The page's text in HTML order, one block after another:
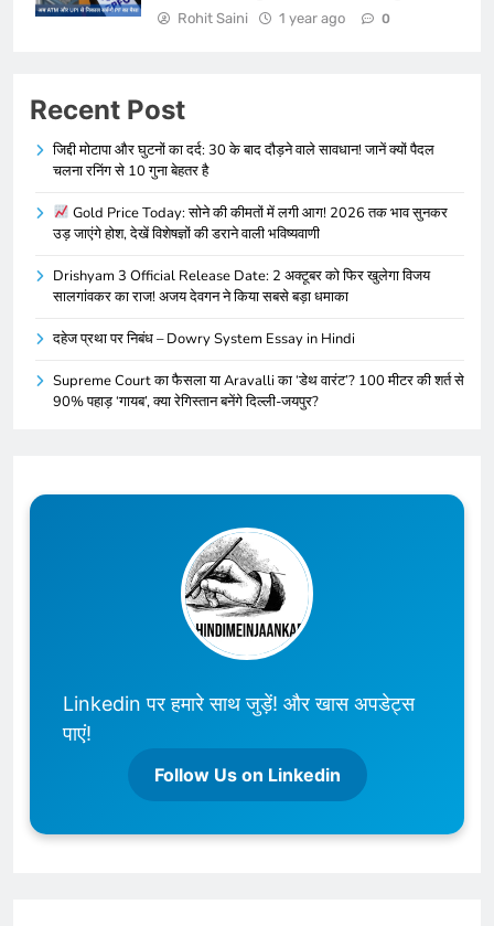
Rohit Saini 1 year ago 0
Recent Post
जिद्दी मोटापा और घुटनों का दर्द: 30 के बाद दौड़ने वाले सावधान! जानें क्यों पैदल
चलना रनिंग से 10 गुना बेहतर है
Gold Price Today: सोने की कीमतों में लगी आग! 2026 तक भाव सुनकर
उड़ जाएंगे होश, देखें विशेषज्ञों की डराने वाली भविष्यवाणी
Drishyam 3 Official Release Date: 2 अक्टूबर को फिर खुलेगा विजय
सालगांवकर का राज! अजय देवगन ने किया सबसे बड़ा धमाका
दहेज प्रथा पर निबंध – Dowry System Essay in Hindi
Supreme Court का फैसला या Aravalli का ‘डेथ वारंट’? 100 मीटर की शर्त से
90% पहाड़ ‘गायब’, क्या रेगिस्तान बनेंगे दिल्ली-जयपुर?
Linkedin पर हमारे साथ जुड़ें! और खास अपडेट्स
पाएं!
Follow Us on Linkedin